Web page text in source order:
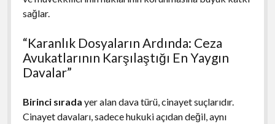
sağlar.
“Karanlık Dosyaların Ardında: Ceza
Avukatlarının Karşılaştığı En Yaygın
Davalar”
Birinci sırada yer alan dava türü, cinayet suçlarıdır.
Cinayet davaları, sadece hukuki açıdan değil, aynı